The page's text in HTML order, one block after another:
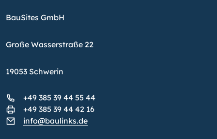
BauSites GmbH
Große Wasserstraße 22
19053 Schwerin
+49 385 39 44 55 44
+49 385 39 44 42 16
info@baulinks.de